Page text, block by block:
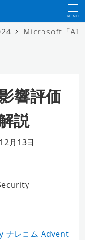
MENU
Microsoft「AI
響評価
説
月13日
ゴリー
ナレコム Advent